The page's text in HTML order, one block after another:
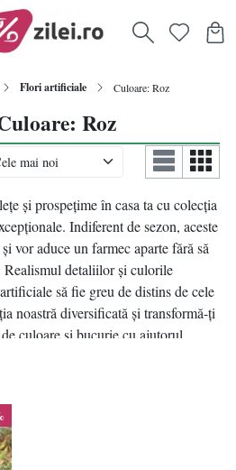
Flori artificiale Culoare: Roz
Roz
și prospețime în casa ta cu colecția
Indiferent de sezon, aceste
vor aduce un farmec aparte fără să
Realismul detaliilor și culorile
să fie greu de distins de cele
noastră diversificată și transformă-ți
culoare și bucurie cu ajutorul
Descoperă acum opțiunile